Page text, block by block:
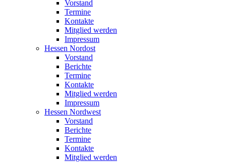
Vorstand
Termine
Kontakte
Mitglied werden
Impressum
Hessen Nordost
Vorstand
Berichte
Termine
Kontakte
Mitglied werden
Impressum
Hessen Nordwest
Vorstand
Berichte
Termine
Kontakte
Mitglied werden